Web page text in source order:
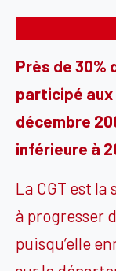
Près de 30%
participé aux
décembre
inférieure à
La CGT est
à progresser
puisqu’elle